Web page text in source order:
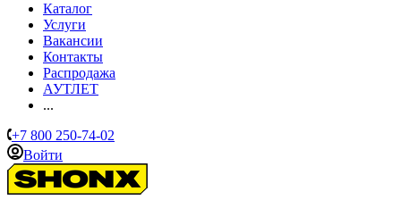
Каталог
Услуги
Вакансии
Контакты
Распродажа
АУТЛЕТ
...
+7 800 250-74-02
Войти